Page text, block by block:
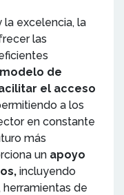
la excelencia, la
las
modelo de
el acceso
a los
en constante
más
un apoyo
incluyendo
de